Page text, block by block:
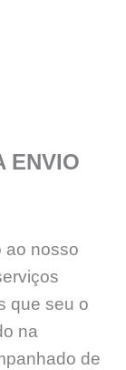
ENVIO
ao nosso
que seu o
na
de